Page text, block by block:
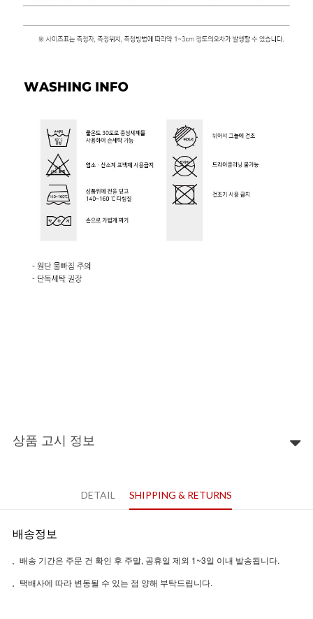
상품 고시 정보
DETAIL SHIPPING & RETURNS
배송정보
배송 기간은 주문 건 확인 후 주말, 공휴일 제외 1~3일 이내 발송됩니다.
택배사에 따라 변동될 수 있는 점 양해 부탁드립니다.